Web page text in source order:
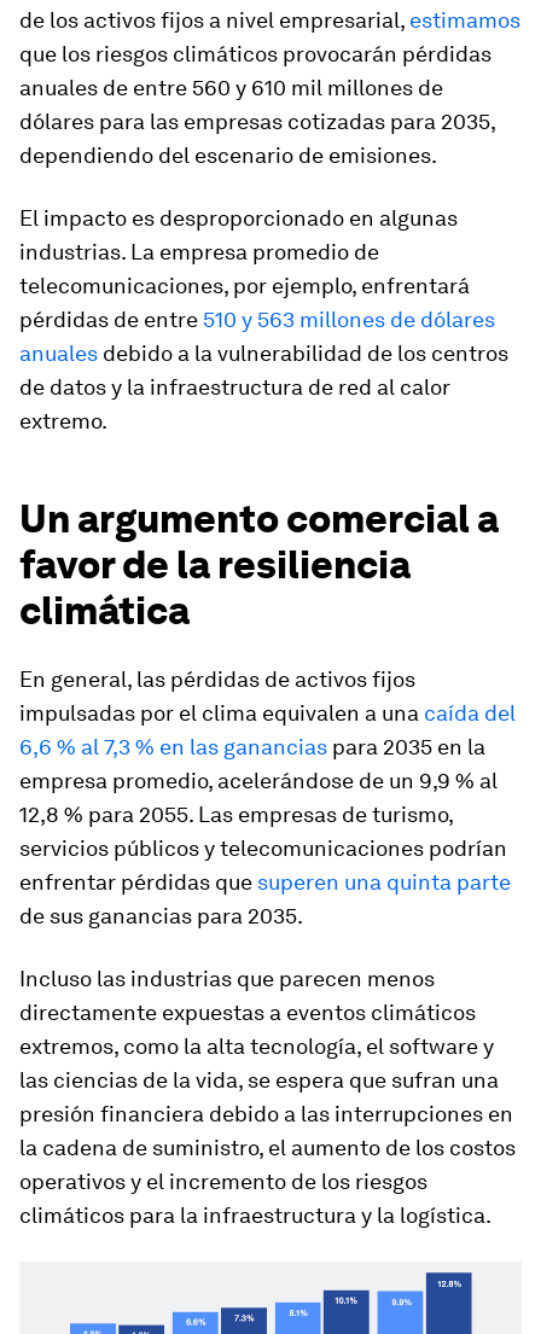
de los activos fijos a nivel empresarial, estimamos
que los riesgos climáticos provocarán pérdidas
anuales de entre 560 y 610 mil millones de
dólares para las empresas cotizadas para 2035,
dependiendo del escenario de emisiones.
El impacto es desproporcionado en algunas
industrias. La empresa promedio de
telecomunicaciones, por ejemplo, enfrentará
pérdidas de entre 510 y 563 millones de dólares
anuales debido a la vulnerabilidad de los centros
de datos y la infraestructura de red al calor
extremo.
Un argumento comercial a
favor de la resiliencia
climática
En general, las pérdidas de activos fijos
impulsadas por el clima equivalen a una caída del
6,6 % al 7,3 % en las ganancias para 2035 en la
empresa promedio, acelerándose de un 9,9 % al
12,8 % para 2055. Las empresas de turismo,
servicios públicos y telecomunicaciones podrían
enfrentar pérdidas que superen una quinta parte
de sus ganancias para 2035.
Incluso las industrias que parecen menos
directamente expuestas a eventos climáticos
extremos, como la alta tecnología, el software y
las ciencias de la vida, se espera que sufran una
presión financiera debido a las interrupciones en
la cadena de suministro, el aumento de los costos
operativos y el incremento de los riesgos
climáticos para la infraestructura y la logística.